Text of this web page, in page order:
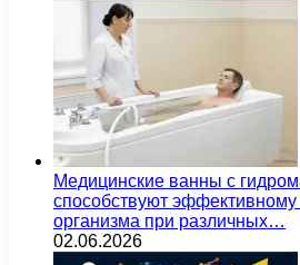
Медицинские ванны с
способствуют
организма при различных…
02.06.2026